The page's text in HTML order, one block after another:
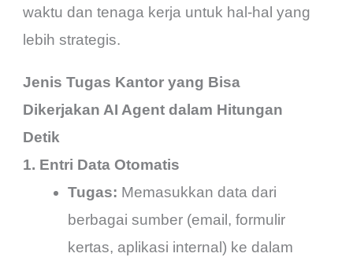
waktu dan tenaga kerja untuk hal-hal yang
lebih strategis.
Jenis Tugas Kantor yang Bisa
Dikerjakan AI Agent dalam Hitungan
Detik
1. Entri Data Otomatis
Tugas: Memasukkan data dari
berbagai sumber (email, formulir
kertas, aplikasi internal) ke dalam